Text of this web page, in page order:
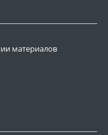
материалов